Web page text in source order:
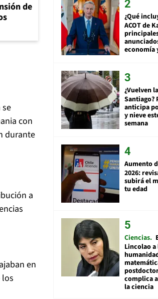
de
con
durante
a
en
los
¿Qué
ACOT de
economía
¿Vuelven
Santiago?
anticipa
y nieve
semana
Aumento
2026:
subirá el
tu edad
Ciencias
Lincolao a
complica
la ciencia